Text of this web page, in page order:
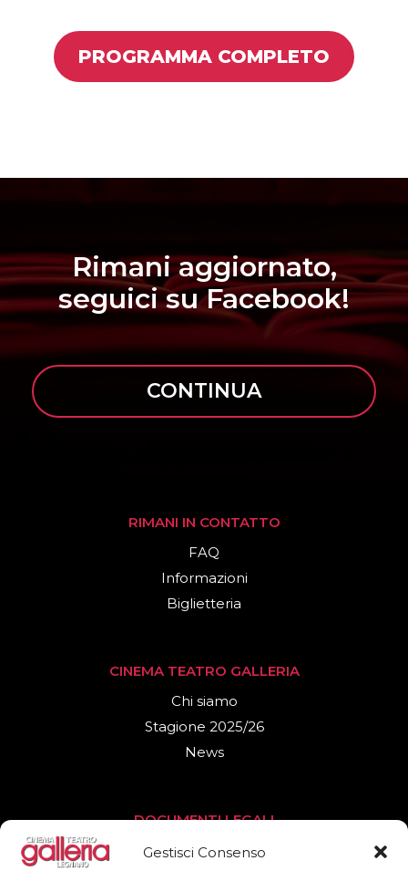
Gestisci Consenso
PROGRAMMA COMPLETO
Rimani aggiornato,
seguici su Facebook!
CONTINUA
RIMANI IN CONTATTO
FAQ
Informazioni
Biglietteria
CINEMA TEATRO GALLERIA
Chi siamo
Stagione 2025/26
News
DOCUMENTI LEGALI
Privacy Policy